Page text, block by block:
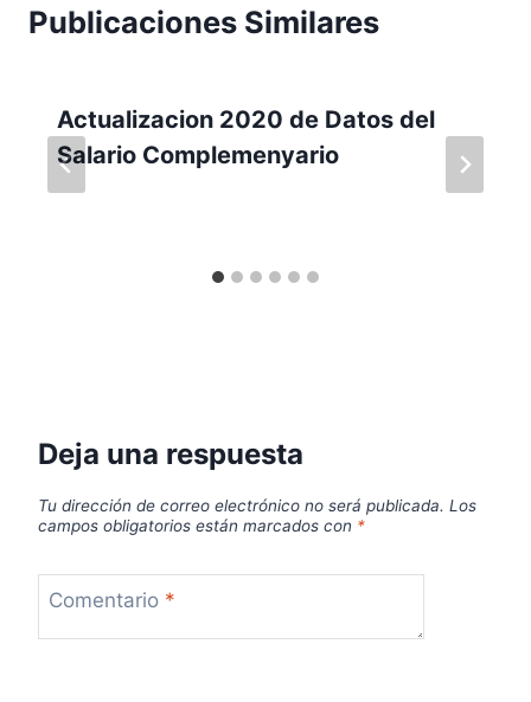
Publicaciones Similares
Actualizacion 2020 de Datos del
Salario Complemenyario
Deja una respuesta
Tu dirección de correo electrónico no será publicada. Los
campos obligatorios están marcados con *
Comentario *